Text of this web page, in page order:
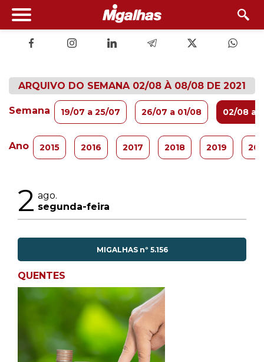
ARQUIVO DO SEMANA 02/08 À 08/08 DE 2021
Semana 19/07 a 25/07 26/07 a 01/08 02/08 a
Ano 2015 2016 2017 2018 2019
2 ago.
segunda-feira
MIGALHAS nº 5.156
QUENTES